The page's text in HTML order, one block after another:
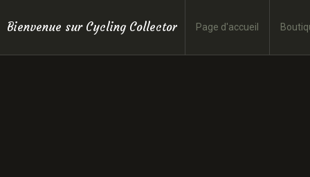
Bienvenue sur Cycling Collector Page d'accueil